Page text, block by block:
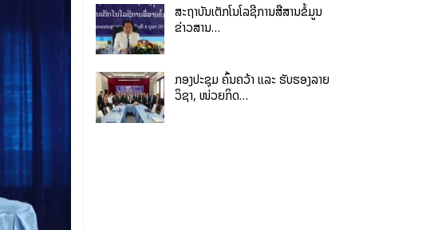
ສະຖາບັນເຕັກໂນໂລຊີການສື່ສານຂໍ້ມູນ
ຂ່າວສານ…
ກອງປະຊຸມ ຄົ້ນຄວ້າ ແລະ ຮັບຮອງລາຍ
ວິຊາ, ໜ່ວຍກິດ…